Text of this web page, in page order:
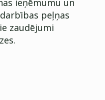
ieņēmumu un
peļņas
zaudējumi